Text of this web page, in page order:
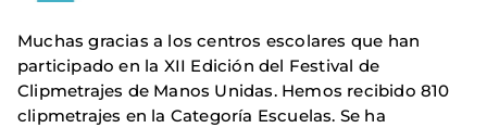
Muchas gracias a los centros escolares que han
participado en la XII Edición del Festival de
Clipmetrajes de Manos Unidas. Hemos recibido 810
clipmetrajes en la Categoría Escuelas. Se ha